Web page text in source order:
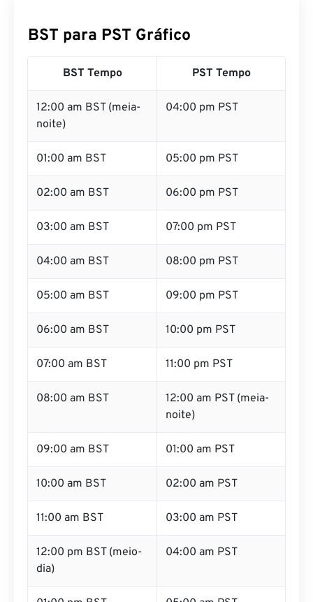
BST para PST Gráfico
BST Tempo PST Tempo
12:00 am BST (meia-
noite)
04:00 pm PST
01:00 am BST 05:00 pm PST
02:00 am BST 06:00 pm PST
03:00 am BST 07:00 pm PST
04:00 am BST 08:00 pm PST
05:00 am BST 09:00 pm PST
06:00 am BST 10:00 pm PST
07:00 am BST 11:00 pm PST
08:00 am BST
12:00 am PST (meia-
noite)
09:00 am BST 01:00 am PST
10:00 am BST 02:00 am PST
11:00 am BST 03:00 am PST
12:00 pm BST (meio-
dia)
04:00 am PST